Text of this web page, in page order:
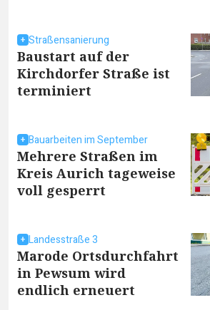
Straßensanierung
Baustart auf der
Kirchdorfer Straße ist
terminiert
Bauarbeiten im September
Mehrere Straßen im
Kreis Aurich tageweise
voll gesperrt
Landesstraße 3
Marode Ortsdurchfahrt
in Pewsum wird
endlich erneuert